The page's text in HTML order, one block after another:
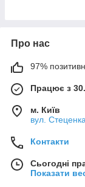
Про нас
97%
Працює з
м. Київ
вул.
Контакти
Сьогодні
Показати